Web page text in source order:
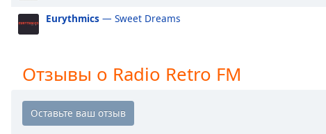
modal
Beginning
dialog
window.
Eurythmics — Sweet Dreams
Отзывы о Radio Retro FM